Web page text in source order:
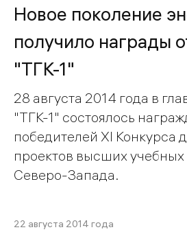
Новое поколение
получило награды
"ТГК-1"
28 августа 2014 года в
"ТГК-1" состоялось
победителей ХI Конкурса
проектов высших
Северо-Запада.
22 августа 2014 года